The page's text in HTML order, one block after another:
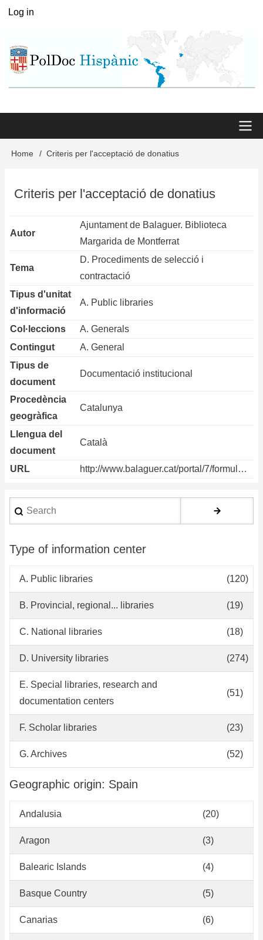
Skip
content
User
Log in
Main
Breadcrumb
Home Criteris per l'acceptació de donatius
Criteris per l'acceptació de donatius
Autor
Ajuntament de Balaguer. Biblioteca
Margarida de Montferrat
Tema
D. Procediments de selecció i
contractació
Tipus d'unitat
d'informació
A. Public libraries
Col·leccions
A. Generals
Contingut
A. General
Tipus de
document
Documentació institucional
Procedència
geogràfica
Catalunya
Llengua del
document
Català
URL http://www.balaguer.cat/portal/7/formul…
Search
Type of information center
A. Public libraries (120)
B. Provincial, regional... libraries (19)
C. National libraries (18)
D. University libraries (274)
E. Special libraries, research and
documentation centers
(51)
F. Scholar libraries (23)
G. Archives (52)
Geographic origin: Spain
Andalusia (20)
Aragon (3)
Balearic Islands (4)
Basque Country (5)
Canarias (6)